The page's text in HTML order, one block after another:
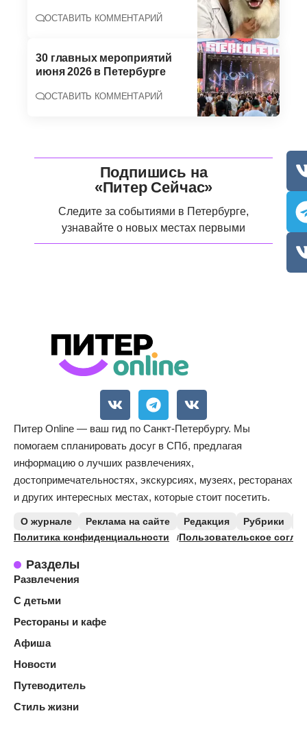
ОСТАВИТЬ КОММЕНТАРИЙ
30 главных мероприятий
июня 2026 в Петербурге
ОСТАВИТЬ КОММЕНТАРИЙ
Подпишись на
«Питер Сейчас»
Следите за событиями в Петербурге,
узнавайте о новых местах первыми
Питер Online — ваш гид по Санкт-Петербургу. Мы
помогаем спланировать досуг в СПб, предлагая
информацию о лучших развлечениях,
достопримечательностях, экскурсиях, музеях, ресторанах
и других интересных местах, которые стоит посетить.
О журнале Реклама на сайте Редакция Рубрики
Политика конфиденциальности
Пользовательское
Разделы
Развлечения
С детьми
Рестораны и кафе
Афиша
Новости
Путеводитель
Стиль жизни